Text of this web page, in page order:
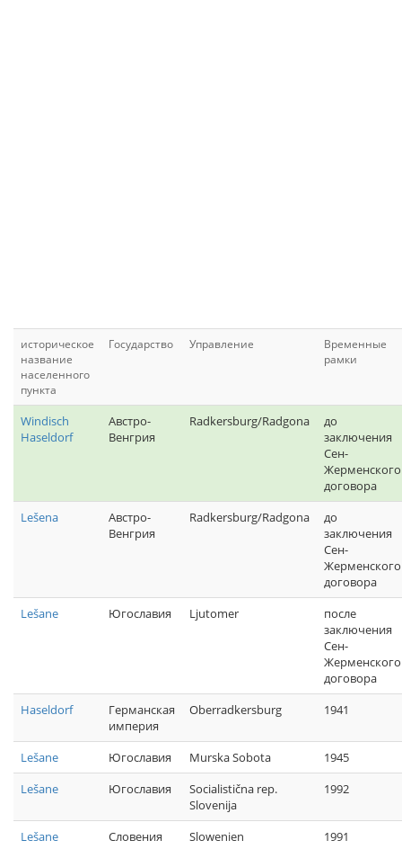
историческое
название
населенного
пункта
Государство Управление
Временные
рамки
Windisch
Haseldorf
Австро-
Венгрия
Radkersburg/Radgona
до
заключения
Сен-
Жерменского
договора
Lešena
Австро-
Венгрия
Radkersburg/Radgona
до
заключения
Сен-
Жерменского
договора
Lešane
Югославия Ljutomer
после
заключения
Сен-
Жерменского
договора
Haseldorf
Германская
империя
Oberradkersburg 1941
Lešane Югославия Murska Sobota
1945
Lešane
Югославия
Socialistična rep.
Slovenija
1992
Lešane Словения Slowenien 1991